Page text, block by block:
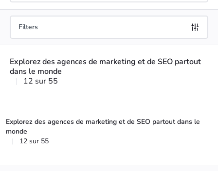
Explorez des agences de marketing et de SEO partout
dans le monde
12 sur 55
Filters
Explorez des agences de marketing et de SEO partout dans le
monde
12 sur 55